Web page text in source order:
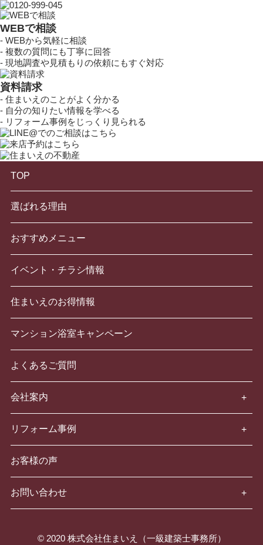
WEBで相談
- WEBから気軽に相談
- 複数の質問にも丁寧に回答
- 現地調査や見積もりの依頼にもすぐ対応
資料請求
- 住まいえのことがよく分かる
- 自分の知りたい情報を学べる
- リフォーム事例をじっくり見られる
TOP
選ばれる理由
おすすめメニュー
イベント・チラシ情報
住まいえのお得情報
マンション浴室キャンペーン
よくあるご質問
会社案内
リフォーム事例
お客様の声
お問い合わせ
© 2020 株式会社住まいえ（一級建築士事務所）